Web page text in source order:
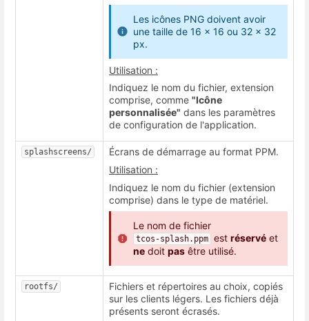
Les icônes PNG doivent avoir
une taille de 16 x 16 ou 32 x 32
px.
Utilisation :
Indiquez le nom du fichier, extension
comprise, comme "Icône
personnalisée" dans les paramètres
de configuration de l'application.
splashscreens/
Écrans de démarrage au format PPM.
Utilisation :
Indiquez le nom du fichier (extension
comprise) dans le type de matériel.
Le nom de fichier
tcos-splash.ppm est réservé et
ne doit pas être utilisé.
rootfs/
Fichiers et répertoires au choix, copiés
sur les clients légers. Les fichiers déjà
présents seront écrasés.